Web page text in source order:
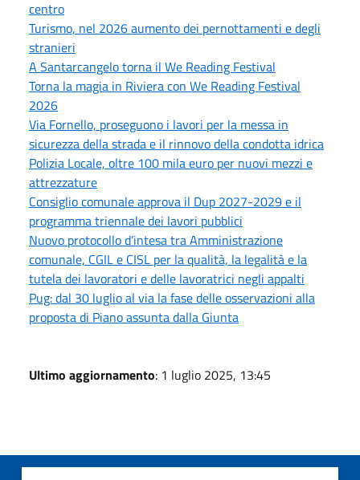
centro
Turismo, nel 2026 aumento dei pernottamenti e degli
stranieri
A Santarcangelo torna il We Reading Festival
Torna la magia in Riviera con We Reading Festival
2026
Via Fornello, proseguono i lavori per la messa in
sicurezza della strada e il rinnovo della condotta idrica
Polizia Locale, oltre 100 mila euro per nuovi mezzi e
attrezzature
Consiglio comunale approva il Dup 2027-2029 e il
programma triennale dei lavori pubblici
Nuovo protocollo d’intesa tra Amministrazione
comunale, CGIL e CISL per la qualità, la legalità e la
tutela dei lavoratori e delle lavoratrici negli appalti
Pug: dal 30 luglio al via la fase delle osservazioni alla
proposta di Piano assunta dalla Giunta
Ultimo aggiornamento: 1 luglio 2025, 13:45